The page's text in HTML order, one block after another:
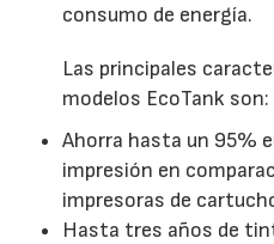
consumo de energía.
Las principales
modelos EcoTank son:
Ahorra hasta un 95%
impresión en
impresoras de
Hasta tres años de